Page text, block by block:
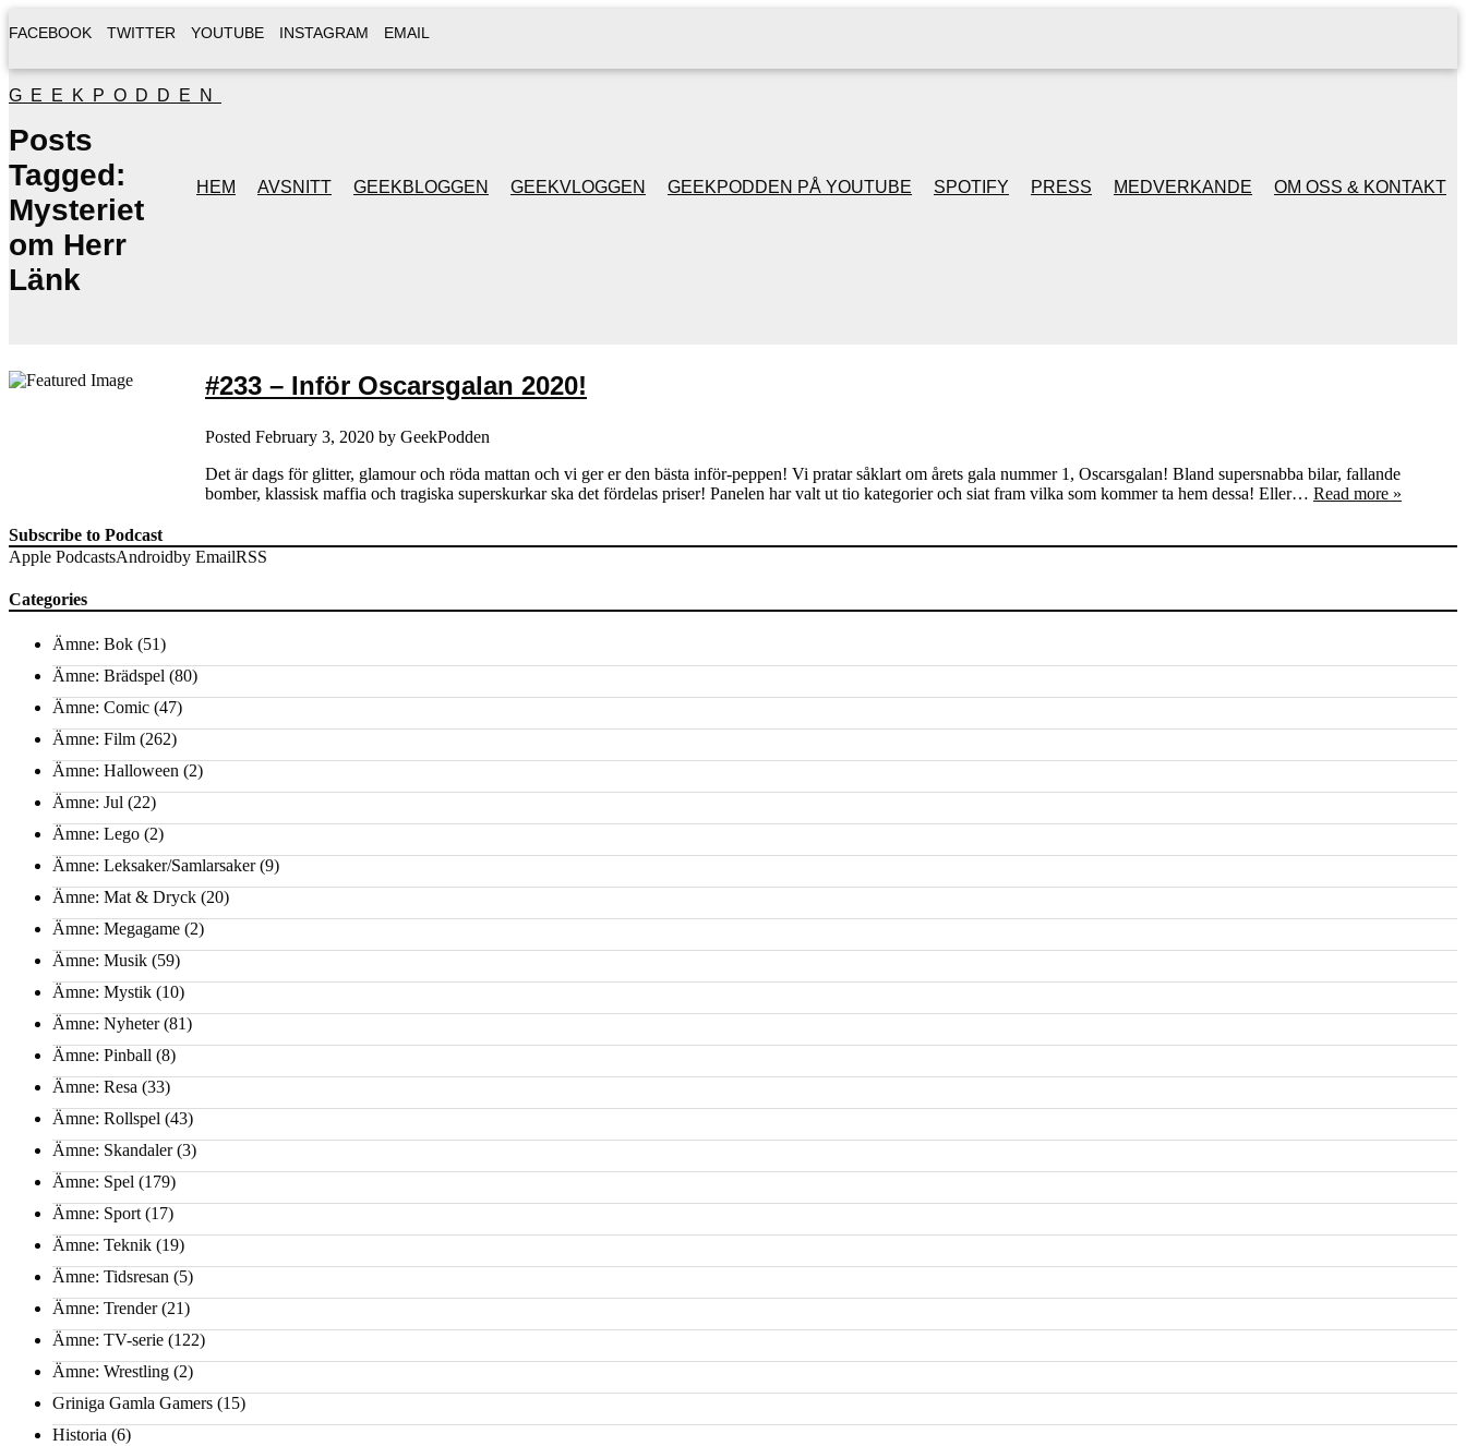
FACEBOOK TWITTER YOUTUBE INSTAGRAM EMAIL
GEEKPODDEN
HEM AVSNITT GEEKBLOGGEN GEEKVLOGGEN GEEKPODDEN PÅ YOUTUBE
JULSPECIALER 2013
SPOTIFY PRESS MEDVERKANDE OM OSS & KONTAKT
Posts
Tagged:
Mysteriet
om Herr
Länk
#233 – Inför Oscarsgalan 2020!
Posted February 3, 2020 by GeekPodden
Det är dags för glitter, glamour och röda mattan och vi ger er den bästa inför-peppen! Vi pratar såklart om årets gala nummer 1, Oscarsgalan! Bland supersnabba bilar, fallande
bomber, klassisk maffia och tragiska superskurkar ska det fördelas priser! Panelen har valt ut tio kategorier och siat fram vilka som kommer ta hem dessa! Eller… Read more »
Subscribe to Podcast
Apple PodcastsAndroidby EmailRSS
Categories
Ämne: Bok (51)
Ämne: Brädspel (80)
Ämne: Comic (47)
Ämne: Film (262)
Ämne: Halloween (2)
Ämne: Jul (22)
Ämne: Lego (2)
Ämne: Leksaker/Samlarsaker(9)
Ämne: Mat & Dryck (20)
Ämne: Megagame (2)
Ämne: Musik (59)
Ämne: Mystik (10)
Ämne: Nyheter(81)
Ämne: Pinball (8)
Ämne: Resa (33)
Ämne: Rollspel (43)
Ämne: Skandaler(3)
Ämne: Spel (179)
Ämne: Sport (17)
Ämne: Teknik (19)
Ämne: Tidsresan (5)
Ämne: Trender(21)
Ämne: TV-serie (122)
Ämne: Wrestling (2)
Griniga Gamla Gamers (15)
Historia (6)